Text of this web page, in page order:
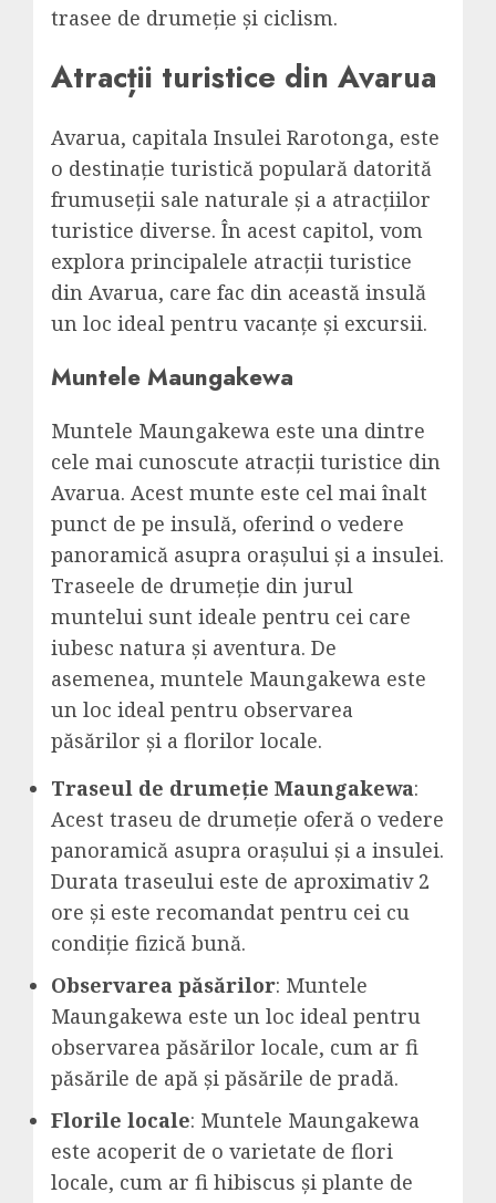
trasee de drumeție și ciclism.
Atracții turistice din Avarua
Avarua, capitala Insulei Rarotonga, este
o destinație turistică populară datorită
frumuseții sale naturale și a atracțiilor
turistice diverse. În acest capitol, vom
explora principalele atracții turistice
din Avarua, care fac din această insulă
un loc ideal pentru vacanțe și excursii.
Muntele Maungakewa
Muntele Maungakewa este una dintre
cele mai cunoscute atracții turistice din
Avarua. Acest munte este cel mai înalt
punct de pe insulă, oferind o vedere
panoramică asupra orașului și a insulei.
Traseele de drumeție din jurul
muntelui sunt ideale pentru cei care
iubesc natura și aventura. De
asemenea, muntele Maungakewa este
un loc ideal pentru observarea
păsărilor și a florilor locale.
Traseul de drumeție Maungakewa:
Acest traseu de drumeție oferă o vedere
panoramică asupra orașului și a insulei.
Durata traseului este de aproximativ 2
ore și este recomandat pentru cei cu
condiție fizică bună.
Observarea păsărilor: Muntele
Maungakewa este un loc ideal pentru
observarea păsărilor locale, cum ar fi
păsările de apă și păsările de pradă.
Florile locale: Muntele Maungakewa
este acoperit de o varietate de flori
locale, cum ar fi hibiscus și plante de